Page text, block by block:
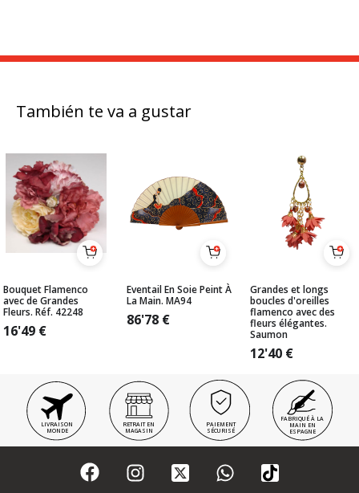
También te va a gustar
Bouquet Flamenco
avec de Grandes
Fleurs. Réf. 42248
16'49 €
Eventail En Soie Peint À
La Main. MA94
86'78 €
Grandes et longs
boucles d'oreilles
flamenco avec des
fleurs élégantes.
Saumon
12'40 €
LIVRAISON
MONDE
RETRAIT EN
MAGASIN
PAIEMENT
SÉCURISÉ
FABRIQUÉ À LA
MAIN EN
ESPAGNE